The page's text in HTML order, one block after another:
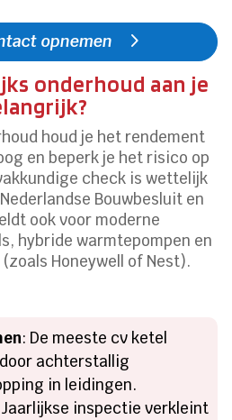
opnemen
onderhoud aan je
houd je het rendement
en beperk je het risico op
check is wettelijk
Bouwbesluit en
ook voor moderne
hybride warmtepompen en
Honeywell of Nest).
: De meeste cv ketel
achterstallig
in leidingen.
Jaarlijkse inspectie verkleint